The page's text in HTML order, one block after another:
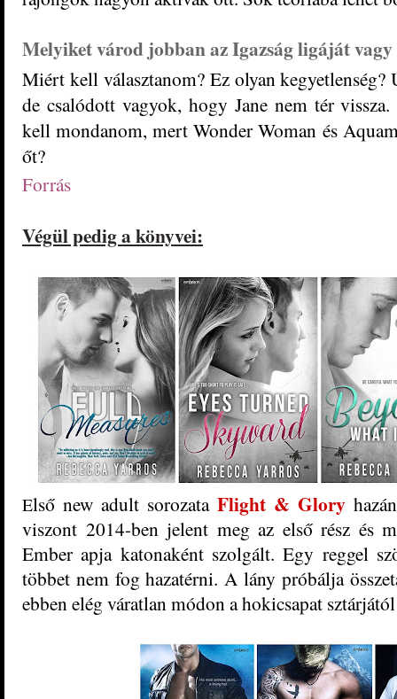
Melyiket várod jobban az Igazság ligáját
Miért kell választanom? Ez olyan
de csalódott vagyok, hogy Jane nem tér
kell mondanom, mert Wonder Woman és
őt?
Forrás
Végül pedig a könyvei:
Első new adult sorozata Flight & Glory
viszont 2014-ben jelent meg az első rész és
Ember apja katonaként szolgált. Egy reggel
többet nem fog hazatérni. A lány próbálja
ebben elég váratlan módon a hokicsapat